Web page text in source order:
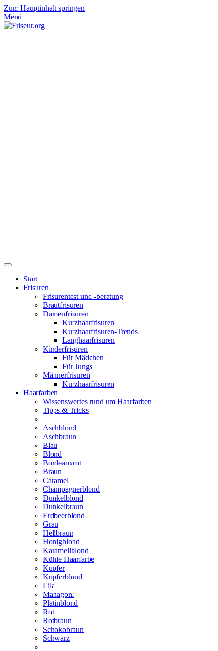
Zum Hauptinhalt springen
Menü
Start
Frisuren
Frisurentest und -beratung
Brautfrisuren
Damenfrisuren
Kurzhaarfrisuren
Kurzhaarfrisuren-Trends
Langhaarfrisuren
Kinderfrisuren
Für Mädchen
Für Jungs
Männerfrisuren
Kurzhaarfrisuren
Haarfarben
Wissenswertes rund um Haarfarben
Tipps & Tricks
Aschblond
Aschbraun
Blau
Blond
Bordeauxrot
Braun
Caramel
Champagnerblond
Dunkelblond
Dunkelbraun
Erdbeerblond
Grau
Hellbraun
Honigblond
Karamellblond
Kühle Haarfarbe
Kupfer
Kupferblond
Lila
Mahagoni
Platinblond
Rot
Rotbraun
Schokobraun
Schwarz